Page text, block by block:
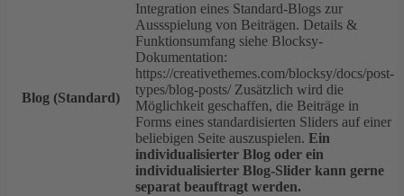
Blog (Standard)
Integration eines Standard-Blogs zur
Aussspielung von Beiträgen. Details &
Funktionsumfang siehe Blocksy-
Dokumentation:
https://creativethemes.com/blocksy/docs/post-
types/blog-posts/ Zusätzlich wird die
Möglichkeit geschaffen, die Beiträge in
Forms eines standardisierten Sliders auf einer
beliebigen Seite auszuspielen. Ein
individualisierter Blog oder ein
individualisierter Blog-Slider kann gerne
separat beauftragt werden.